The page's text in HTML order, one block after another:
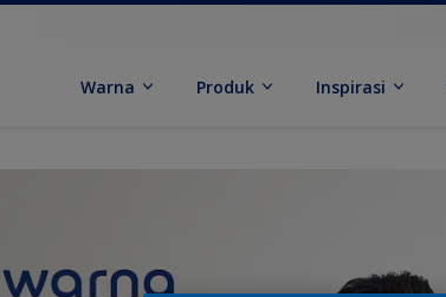
Warna Produk Inspirasi